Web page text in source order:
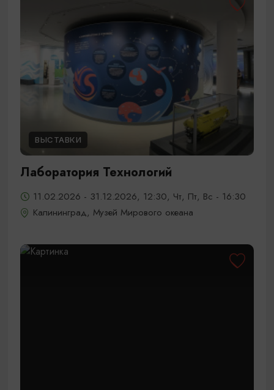
ВЫСТАВКИ
Лаборатория Технологий
11.02.2026 - 31.12.2026, 12:30, Чт, Пт, Вс - 16:30
Калининград, Музей Мирового океана